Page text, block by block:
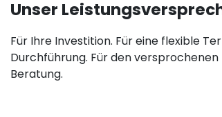
Unser
Für Ihre Investition. Für eine flexible
Durchführung. Für den
Beratung.